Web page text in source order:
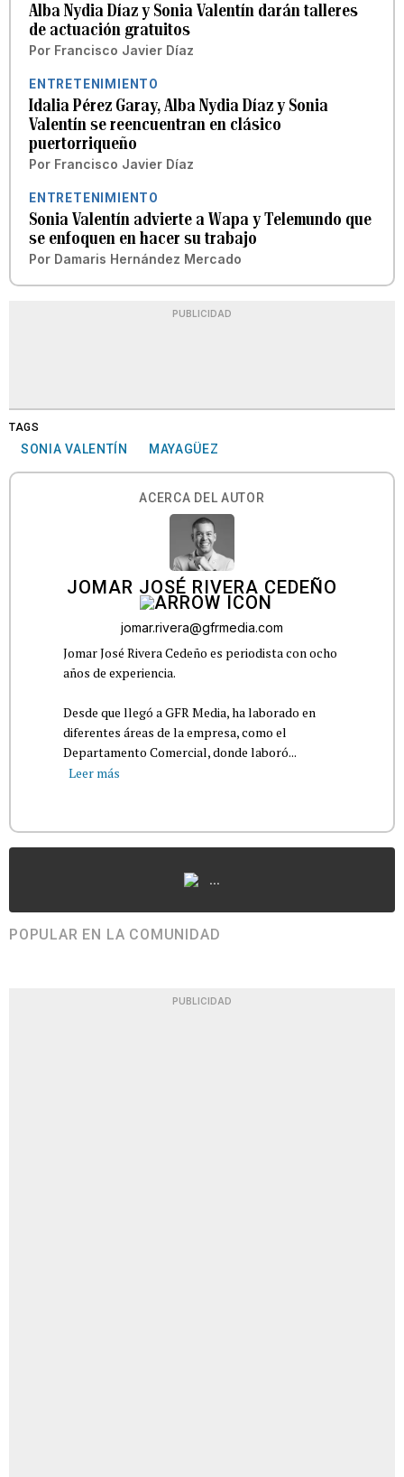
Alba Nydia Díaz y Sonia Valentín darán talleres
de actuación gratuitos
Por Francisco Javier Díaz
ENTRETENIMIENTO
Idalia Pérez Garay, Alba Nydia Díaz y Sonia
Valentín se reencuentran en clásico
puertorriqueño
Por Francisco Javier Díaz
ENTRETENIMIENTO
Sonia Valentín advierte a Wapa y Telemundo que
se enfoquen en hacer su trabajo
Por Damaris Hernández Mercado
PUBLICIDAD
TAGS
SONIA VALENTÍN MAYAGÜEZ
ACERCA DEL AUTOR
JOMAR JOSÉ RIVERA CEDEÑO
jomar.rivera@gfrmedia.com
Jomar José Rivera Cedeño es periodista con ocho
años de experiencia.
Desde que llegó a GFR Media, ha laborado en
diferentes áreas de la empresa, como el
Departamento Comercial, donde laboró...
Leer más
...
POPULAR EN LA COMUNIDAD
PUBLICIDAD